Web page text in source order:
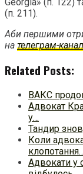
(п. 211).
Аби першими
на телеграм-
Related Posts:
ВАКС
Адвокат
у…
Тандир
Коли
Адвокати у